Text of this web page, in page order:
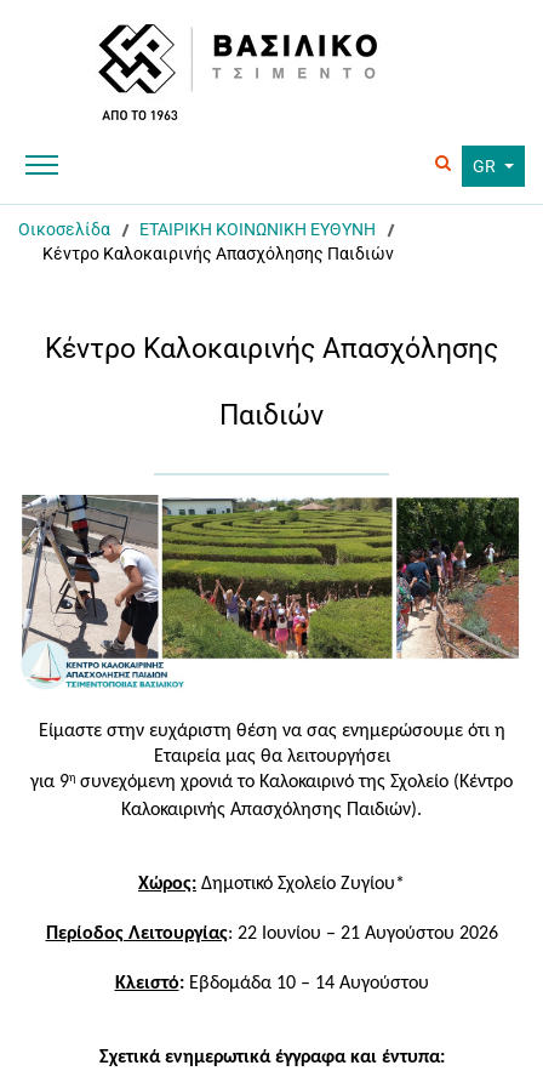
GR
Οικοσελίδα
ΕΤΑΙΡΙΚΗ ΚΟΙΝΩΝΙΚΗ ΕΥΘΥΝΗ
Κέντρο Καλοκαιρινής Απασχόλησης Παιδιών
Κέντρο Καλοκαιρινής Απασχόλησης
Παιδιών
Είμαστε στην ευχάριστη θέση να σας ενημερώσουμε ότι η
Εταιρεία μας θα λειτουργήσει
για 9η συνεχόμενη χρονιά το Καλοκαιρινό της Σχολείο (Κέντρο
Καλοκαιρινής Απασχόλησης Παιδιών).
Χώρος: Δημοτικό Σχολείο Ζυγίου*
Περίοδος Λειτουργίας: 22 Ιουνίου – 21 Αυγούστου 2026
Κλειστό: Εβδομάδα 10 – 14 Αυγούστου
Σχετικά ενημερωτικά έγγραφα και έντυπα: